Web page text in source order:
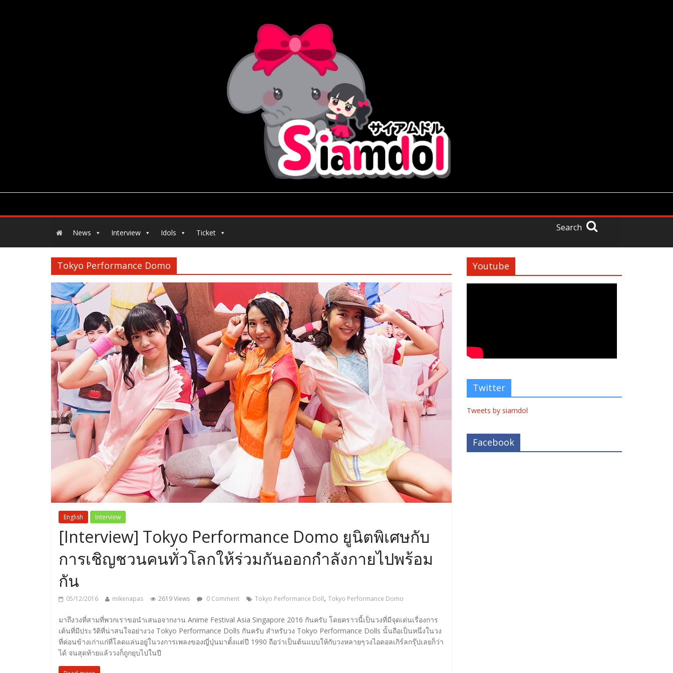
News Interview Idols Ticket Search
Tokyo Performance Domo
English Interview
[Interview] Tokyo Performance Domo ยูนิตพิเศษกับ
การเชิญชวนคนทั่วโลกให้ร่วมกันออกกำลังกายไปพร้อม
กัน
05/12/2016 mikenapas 2619 Views 0 Comment Tokyo Performance Doll, Tokyo Performance Domo
มาถึงวงที่สามที่พวกเราขอนำเสนอจากงาน Anime Festival Asia Singapore 2016 กันครับ โดยคราวนี้เป็นวงที่มีจุดเด่นเรื่องการ
เต้นที่มีประวัติที่น่าสนใจอย่างวง Tokyo Performance Dolls กันครับ สำหรับวง Tokyo Performance Dolls นั้นถือเป็นหนึ่งในวง
ที่ค่อนข้างเก่าแก่ที่โลดแล่นอยู่ในวงการเพลงของญี่ปุ่นมาตั้งแต่ปี 1990 ถือว่าเป็นต้นแบบให้กับวงหลายๆวงไอดอลเกิร์ลกรุ๊ปเลยก็ว่า
ได้ จนสุดท้ายแล้ววงก็ถูกยุบไปในปี
Youtube
Twitter
Tweets by siamdol
Facebook